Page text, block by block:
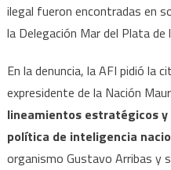
ilegal fueron encontradas en
la Delegación Mar del Plata de
En la denuncia, la AFI pidió la
expresidente de la Nación
lineamientos estratégicos
política de inteligencia
organismo Gustavo Arribas y